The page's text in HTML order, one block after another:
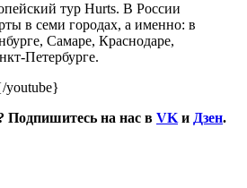
тур Hurts. В России
в семи городах, а именно: в
Самаре, Краснодаре,
Петербурге.
youtube}
Подпишитесь на нас в VK и Дзен.